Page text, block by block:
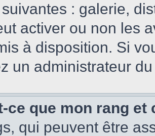
suivantes : galerie,
activer ou non les
à disposition. Si
un administrateur
ce que mon rang
qui peuvent être